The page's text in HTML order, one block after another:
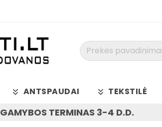
Prekės
kodas
ANTSPAUDAI TEKSTILĖ
TERMINAS 3-4 D.D.